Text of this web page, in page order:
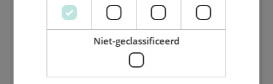
4 mm harde stansplaat inox (HRC 50)
Niet-geclassificeerd